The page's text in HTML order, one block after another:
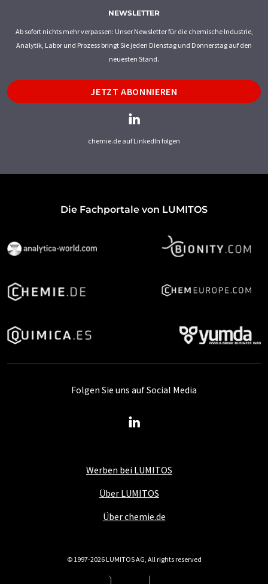
NEWSLETTER
Ab sofort nichts mehr verpassen: Unser Newsletter für die chemische Industrie,
Analytik, Labor und Prozess bringt Sie jeden Dienstag und Donnerstag auf den
neuesten Stand.
JETZT ABONNIEREN
chemie.de auf LinkedIn folgen
Die Fachportale von LUMITOS
Werben bei LUMITOS
Über LUMITOS
Über chemie.de
Folgen Sie uns auf Social Media
© 1997-2026 LUMITOS AG, All rights reserved